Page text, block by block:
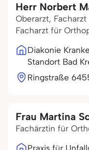
Herr Norbert
Oberarzt,
Facharzt für
Diakonie
Standort Bad
Ringstraße 64
Frau Martina
Fachärztin für
Praxis für